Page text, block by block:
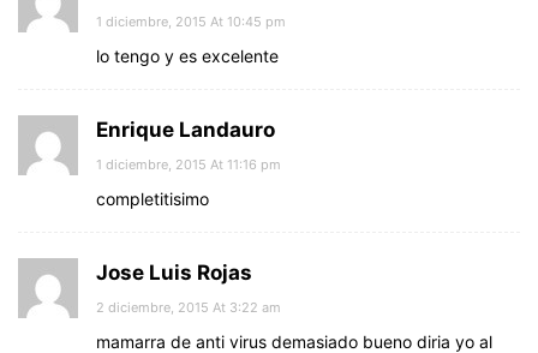
1 diciembre, 2015 At 10:45 pm
lo tengo y es excelente
Enrique Landauro
1 diciembre, 2015 At 11:16 pm
completitisimo
Jose Luis Rojas
2 diciembre, 2015 At 3:22 am
mamarra de anti virus demasiado bueno diria yo al